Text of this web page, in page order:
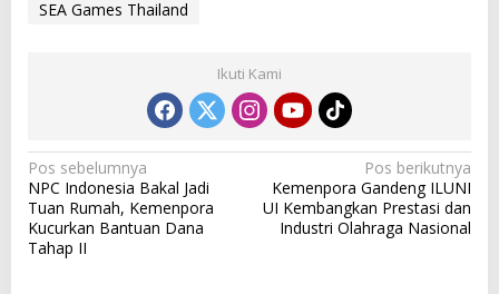
SEA Games Thailand
Ikuti Kami
N
a
v
i
Pos sebelumnya
NPC Indonesia Bakal Jadi
Tuan Rumah, Kemenpora
Kucurkan Bantuan Dana
Tahap II
Pos berikutnya
Kemenpora Gandeng ILUNI
UI Kembangkan Prestasi dan
Industri Olahraga Nasional